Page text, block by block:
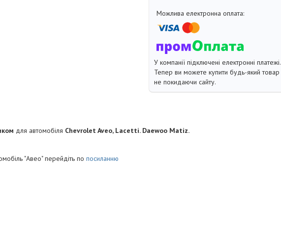
У компанії підключені електронні платежі.
Тепер ви можете купити будь-який товар
не покидаючи сайту.
для автомобіля Chevrolet Aveo, Lacetti. Daewoo Matiz.
"Авео" перейдіть по посиланню